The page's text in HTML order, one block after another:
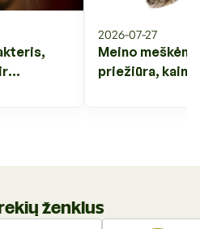
2026-07-27
Meino
priežiūra, kaina
ženklus